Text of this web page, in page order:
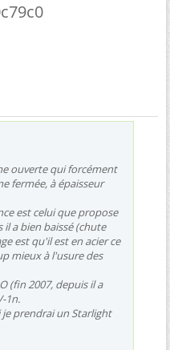
ouverte qui forcément
fermée, à épaisseur
est celui que propose
a bien baissé (chute
est qu'il est en acier ce
mieux à l'usure des
(fin 2007, depuis il a
1n.
prendrai un Starlight